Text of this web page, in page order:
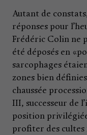
Autant de
réponses pour
Frédéric Colin ne
été déposés en
sarcophages
zones bien
chaussée
III, successeur de
position
profiter des cultes